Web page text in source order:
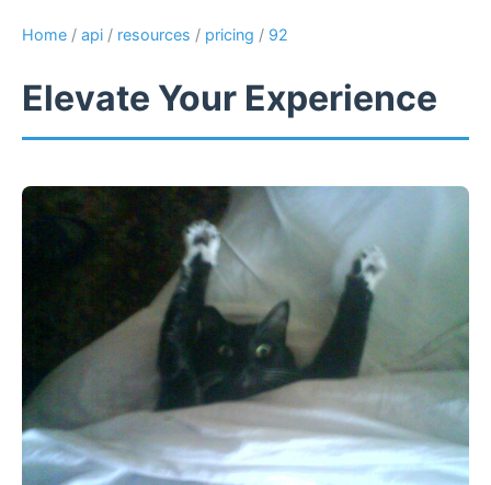
Home / api / resources / pricing / 92
Elevate Your Experience